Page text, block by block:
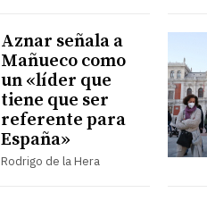
Aznar señala a
Mañueco como
un «líder que
tiene que ser
referente para
España»
Rodrigo de la Hera